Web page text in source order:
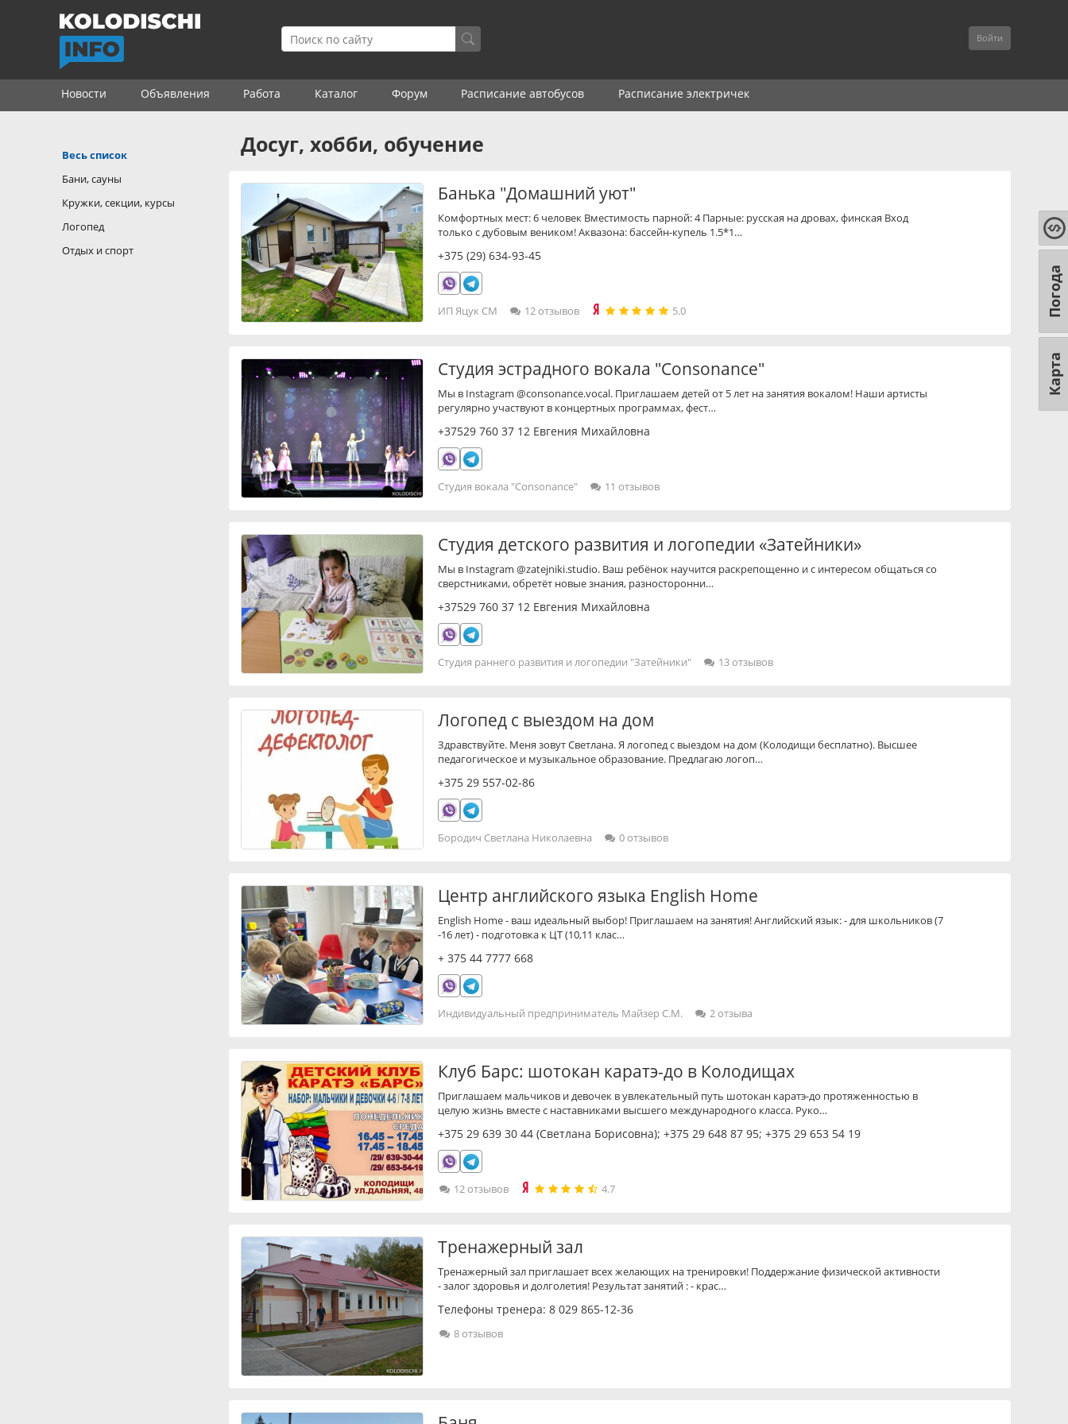
Войти
Новости Объявления Работа Каталог Форум Расписание автобусов Расписание электричек
Досуг, хобби, обучение
Банька "Домашний уют"
Комфортных мест: 6 человек Вместимость парной: 4 Парные: русская на дровах, финская Вход
только с дубовым веником! Аквазона: бассейн-купель 1.5*1…
+375 (29) 634-93-45
ИП Яцук СМ 12 отзывов 5.0
Студия эстрадного вокала "Consonance"
Мы в Instagram @consonance.vocal. Приглашаем детей от 5 лет на занятия вокалом! Наши артисты
регулярно участвуют в концертных программах, фест…
+37529 760 37 12 Евгения Михайловна
Студия вокала "Consonance" 11 отзывов
Студия детского развития и логопедии «Затейники»
Мы в Instagram @zatejniki.studio. Ваш ребёнок научится раскрепощенно и с интересом общаться со
сверстниками, обретёт новые знания, разносторонни…
+37529 760 37 12 Евгения Михайловна
Студия раннего развития и логопедии "Затейники" 13 отзывов
Логопед с выездом на дом
Здравствуйте. Меня зовут Светлана. Я логопед с выездом на дом (Колодищи бесплатно). Высшее
педагогическое и музыкальное образование. Предлагаю логоп…
+375 29 557-02-86
Бородич Светлана Николаевна 0 отзывов
Центр английского языка English Home
English Home - ваш идеальный выбор! Приглашаем на занятия! Английский язык: - для школьников (7
-16 лет) - подготовка к ЦТ (10,11 клас…
+375 44 7777 668
Индивидуальный предприниматель Майзер С.М. 2 отзыва
Клуб Барс: шотокан каратэ-до в Колодищах
Приглашаем мальчиков и девочек в увлекательный путь шотокан каратэ-до протяженностью в
целую жизнь вместе с наставниками высшего международного класса. Руко…
+375 29 639 30 44 (Светлана Борисовна);+375 29 648 87 95;+375 29 653 54 19
12 отзывов 4.7
Тренажерный зал
Тренажерный зал приглашает всех желающих на тренировки! Поддержание физической активности
- залог здоровья и долголетия! Результат занятий : - крас…
Телефоны тренера:8 029 865-12-36
8 отзывов
Весь список
Бани, сауны
Кружки, секции, курсы
Логопед
Отдых и спорт
Карта
Погода